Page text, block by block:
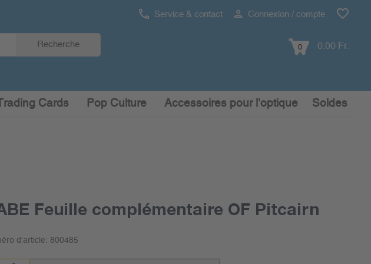
Service & contact Connexion / compte
Recherche 0 0.00 Fr.
Cards Pop Culture Accessoires pour l'optique Soldes
Feuille complémentaire OF Pitcairn
d'article: 800485